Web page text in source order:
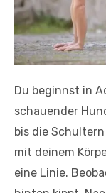
Du beginnst in
schauender
bis die
mit deinem
eine Linie.